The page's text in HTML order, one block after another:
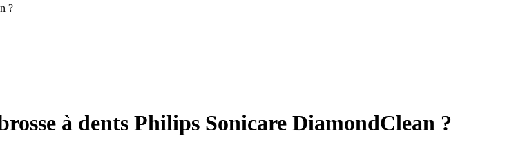
?
à dents Philips Sonicare DiamondClean ?